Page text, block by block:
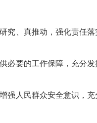
究、真推动，强化责任
必要的工作保障，充分
强人民群众安全意识，